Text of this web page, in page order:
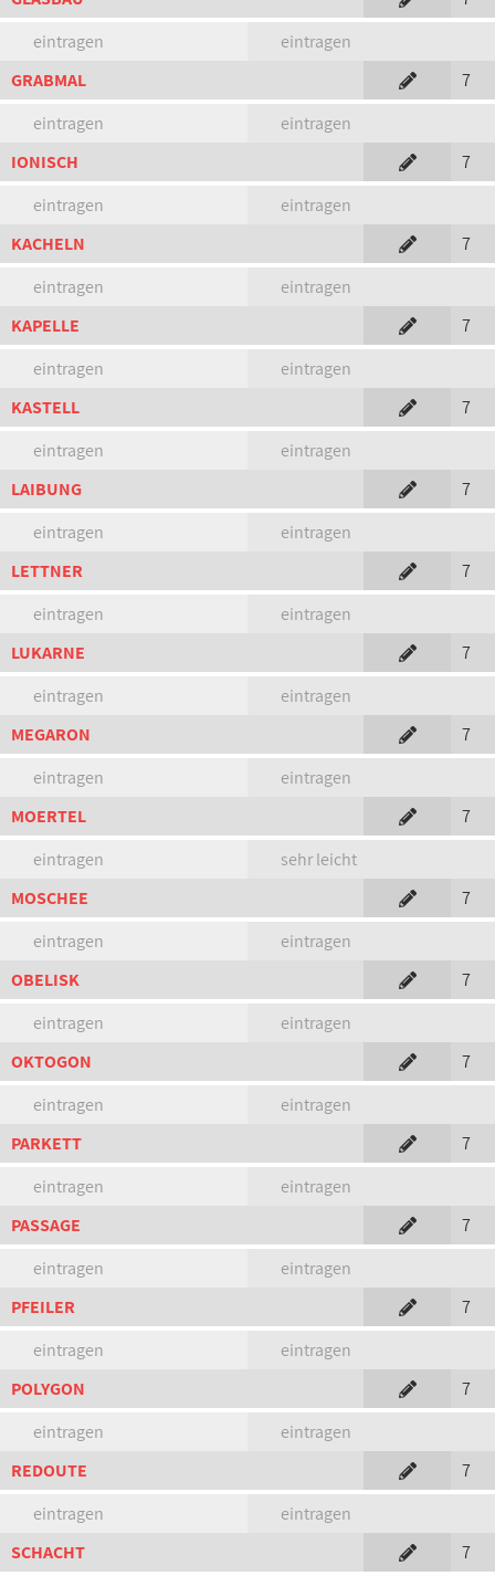
eintragen
eintragen
GRABMAL
7
eintragen
eintragen
IONISCH
7
eintragen
eintragen
KACHELN
7
eintragen
eintragen
KAPELLE
7
eintragen
eintragen
KASTELL
7
eintragen
eintragen
LAIBUNG
7
eintragen
eintragen
LETTNER
7
eintragen
eintragen
LUKARNE
7
eintragen
eintragen
MEGARON
7
eintragen
eintragen
MOERTEL
7
eintragen
sehr leicht
MOSCHEE
7
eintragen
eintragen
OBELISK
7
eintragen
eintragen
OKTOGON
7
eintragen
eintragen
PARKETT
7
eintragen
eintragen
PASSAGE
7
eintragen
eintragen
PFEILER
7
eintragen
eintragen
POLYGON
7
eintragen
eintragen
REDOUTE
7
eintragen
eintragen
SCHACHT
7